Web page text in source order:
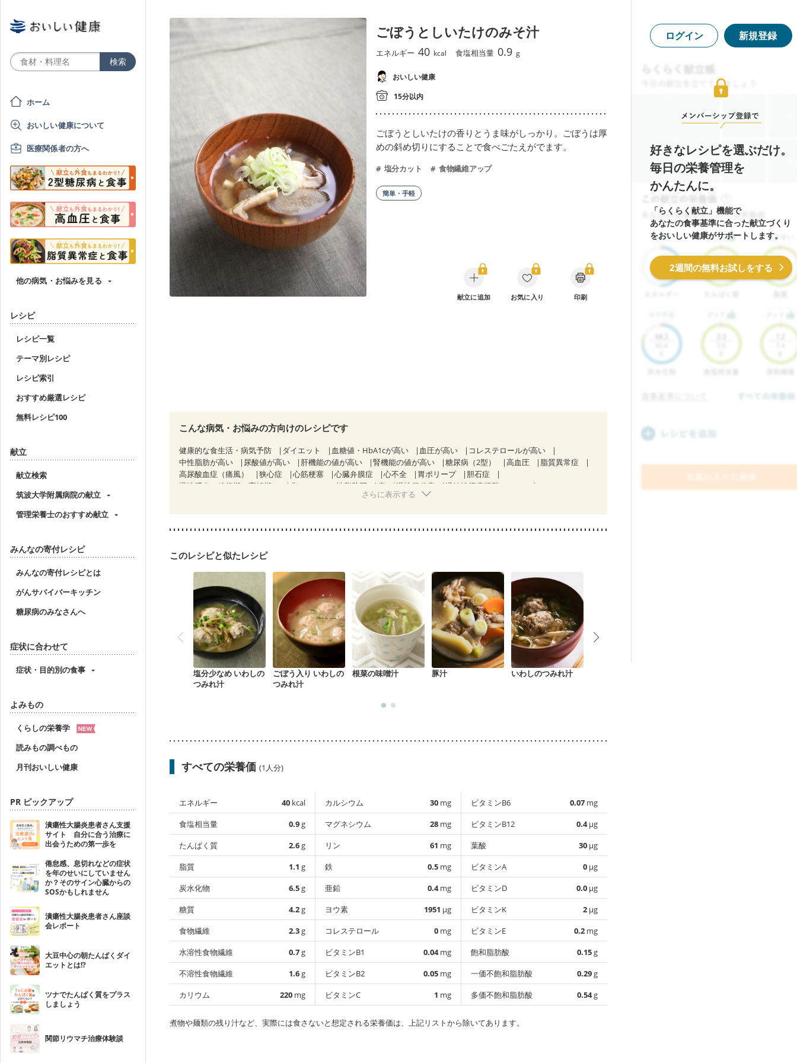
ホーム
おいしい健康について
医療関係者の方へ
他の病気・お悩みを見る
レシピ
レシピ一覧
テーマ別レシピ
レシピ索引
おすすめ厳選レシピ
無料レシピ100
献立
献立検索
筑波大学附属病院の献立
管理栄養士のおすすめ献立
みんなの寄付レシピ
みんなの寄付レシピとは
がんサバイバーキッチン
糖尿病のみなさんへ
症状に合わせて
症状・目的別の食事
よみもの
くらしの栄養学
読みもの調べもの
月刊おいしい健康
PR ピックアップ
潰瘍性大腸炎患者さん支援
サイト 自分に合う治療に
出会うための第一歩を
倦怠感、息切れなどの症状
を年のせいにしていません
か？そのサイン心臓からの
SOSかもしれません
潰瘍性大腸炎患者さん座談
会レポート
大豆中心の朝たんぱくダイ
エットとは!?
ツナでたんぱく質をプラス
しましょう
関節リウマチ治療体験談
ごぼうとしいたけのみそ汁
エネルギー 40 kcal 食塩相当量 0.9 g
おいしい健康
15分以内
ごぼうとしいたけの香りとうま味がしっかり。ごぼうは厚
めの斜め切りにすることで食べごたえがでます。
塩分カット 食物繊維アップ
簡単・手軽
献立に追加 お気に入り 印刷
こんな病気・お悩みの方向けのレシピです
健康的な食生活・病気予防 ダイエット 血糖値・HbA1cが高い 血圧が高い
コレステロールが高い
中性脂肪が高い
尿酸値が高い 肝機能の値が高い 腎機能の値が高い 糖尿病（2型） 高血圧
脂質異常症
高尿酸血症（痛風）
狭心症 心筋梗塞 心臓弁膜症 心不全 胃ポリープ
胆石症
慢性膵炎（移行期・寛解期）
非アルコール性脂肪肝 痔 慢性便秘症
過敏性腸症候群（IBS）
糖尿病性腎症（第２期）
妊娠中(初期)
妊婦健診・体重増加が気になる（初期）
妊婦健診・血圧が気になる（初期）
産後（ミルク）
骨折
さらに表示する
このレシピと似たレシピ
塩分少なめ いわしの
つみれ汁
ごぼう入り いわしの
つみれ汁
根菜の味噌汁 豚汁 いわしのつみれ汁
すべての栄養価 (1人分)
エネルギー 40 kcal
食塩相当量
0.9g
たんぱく質
2.6g
脂質
1.1 g
炭水化物
6.5g
糖質
4.2g
食物繊維
2.3g
水溶性食物繊維
0.7g
不溶性食物繊維
1.6g
カリウム
220 mg
カルシウム 30 mg
マグネシウム
28 mg
リン
61 mg
鉄
0.5 mg
亜鉛
0.4mg
ヨウ素
1951 µg
コレステロール
0 mg
ビタミンB1
0.04mg
ビタミンB2
0.05 mg
ビタミンC
1 mg
ビタミンB6 0.07 mg
ビタミンB12
0.4µg
葉酸
30 µg
ビタミンA
0 µg
ビタミンD
0.0 µg
ビタミンK
2 µg
ビタミンE
0.2 mg
飽和脂肪酸
0.15g
一価不飽和脂肪酸
0.29g
多価不飽和脂肪酸
0.54g
煮物や麺類の残り汁など、実際には食さないと想定される栄養価は、上記リストから除いてあります。
ログイン 新規登録
好きなレシピを選ぶだけ。
毎日の栄養管理を
かんたんに。
「らくらく献立」機能で
あなたの食事基準に合った献立づくり
をおいしい健康がサポートします。
2週間の無料お試しをする